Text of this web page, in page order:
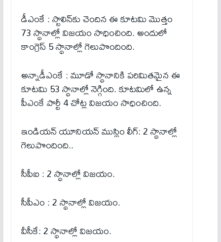
డీఎంకే : స్టాలిన్‌కు చెందిన ఈ కూటమి మొత్తం
73 స్థానాల్లో విజయం సాధించింది. అందులో
కాంగ్రెస్ 5 స్థానాల్లో గెలుపొందింది.
అన్నాడీఎంకే : మూడో స్థానానికి పరిమితమైన ఈ
కూటమి 53 స్థానాల్లో నెగ్గింది. కూటమిలో ఉన్న
పీఎంకే పార్టీ 4 చోట్ల విజయం సాధించింది.
ఇండియన్ యూనియన్ ముస్లిం లీగ్: 2 స్థానాల్లో
గెలుపొందింది..
సీపీఐ : 2 స్థానాల్లో విజయం.
సీపీఎం : 2 స్థానాల్లో విజయం.
వీసీకే: 2 స్థానాల్లో విజయం.